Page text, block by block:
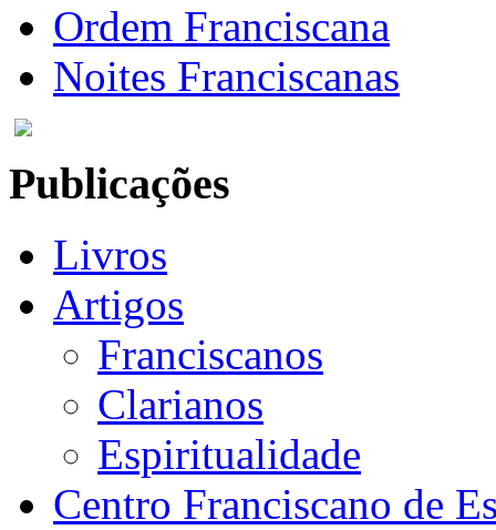
Ordem Franciscana
Noites Franciscanas
Publicações
Livros
Artigos
Franciscanos
Clarianos
Espiritualidade
Centro Franciscano de